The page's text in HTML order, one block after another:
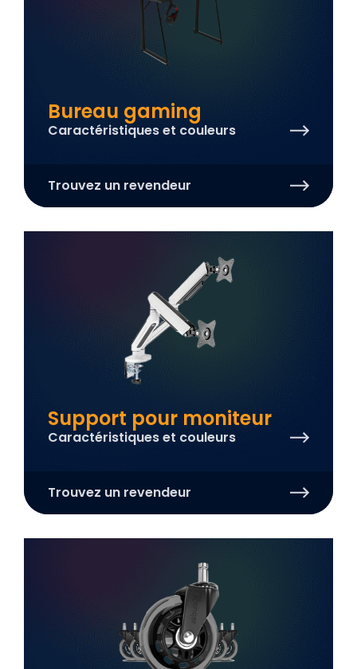
Bureau gaming
Caractéristiques et couleurs
Trouvez un revendeur
Support pour moniteur
Caractéristiques et couleurs
Trouvez un revendeur